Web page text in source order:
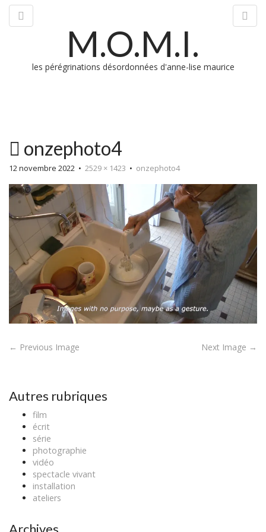
M.O.M.I.
les pérégrinations désordonnées d'anne-lise maurice
onzephoto4
12 novembre 2022 • 2529 × 1423 • onzephoto4
P
t
← Previous Image Next Image →
Autres rubriques
film
écrit
série
photographie
vidéo
spectacle vivant
installation
ateliers